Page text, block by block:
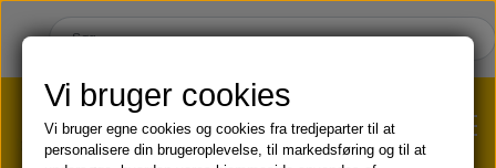
Vi bruger cookies
Vi bruger egne cookies og cookies fra tredjeparter til at
personalisere din brugeroplevelse, til markedsføring og til at